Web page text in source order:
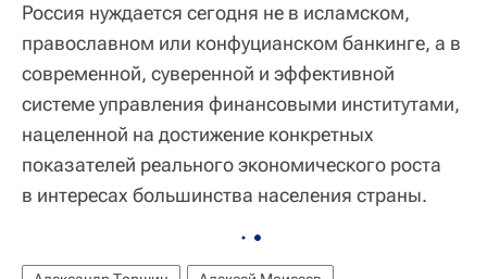
Россия нуждается сегодня не в исламском,
православном или конфуцианском банкинге, а в
современной, суверенной и эффективной
системе управления финансовыми институтами,
нацеленной на достижение конкретных
показателей реального экономического роста
в интересах большинства населения страны.